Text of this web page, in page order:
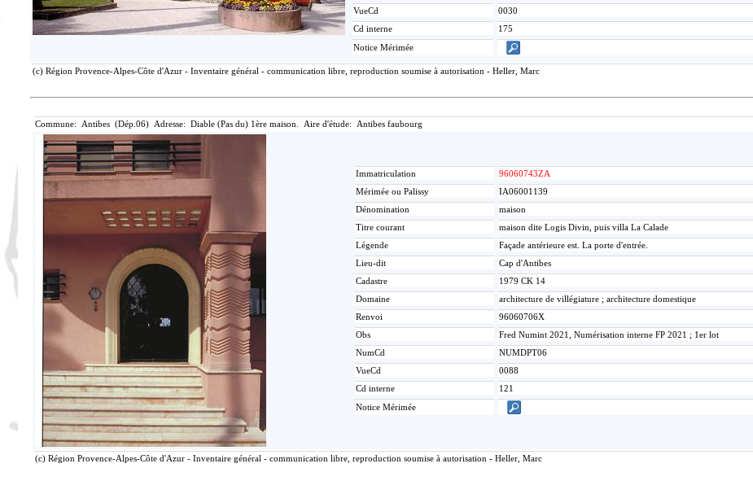
VueCd
0030
Cd interne
175
Notice Mérimée
(c) Région Provence-Alpes-Côte d'Azur - Inventaire général - communication libre, reproduction soumise à autorisation - Heller, Marc
Commune: Antibes (Dép.06) Adresse: Diable (Pas du) 1ère maison. Aire d'étude: Antibes faubourg
Immatriculation
96060743ZA
Mérimée ou Palissy
IA06001139
Dénomination
maison
Titre courant
maison dite Logis Divin, puis villa La Calade
Légende
Façade antérieure est. La porte d'entrée.
Lieu-dit
Cap d'Antibes
Cadastre
1979 CK 14
Domaine
architecture de villégiature ; architecture domestique
Renvoi
96060706X
Obs
Fred Numint 2021, Numérisation interne FP 2021 ; 1er lot
NumCd
NUMDPT06
VueCd
0088
Cd interne
121
Notice Mérimée
(c) Région Provence-Alpes-Côte d'Azur - Inventaire général - communication libre, reproduction soumise à autorisation - Heller, Marc